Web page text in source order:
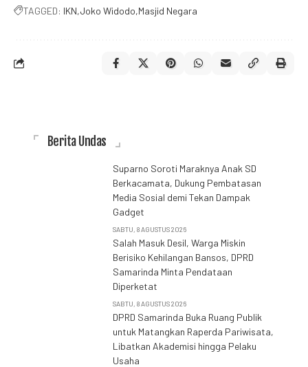
TAGGED: IKN Joko Widodo Masjid Negara
Berita Undas
Suparno Soroti Maraknya Anak SD
Berkacamata, Dukung Pembatasan
Media Sosial demi Tekan Dampak
Gadget
SABTU, 8 AGUSTUS 2026
Salah Masuk Desil, Warga Miskin
Berisiko Kehilangan Bansos, DPRD
Samarinda Minta Pendataan
Diperketat
SABTU, 8 AGUSTUS 2026
DPRD Samarinda Buka Ruang Publik
untuk Matangkan Raperda Pariwisata,
Libatkan Akademisi hingga Pelaku
Usaha